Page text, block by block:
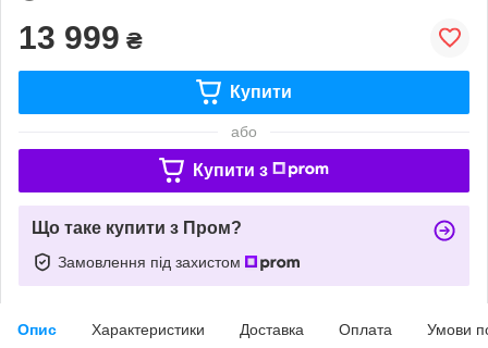
13 999 ₴
Купити
або
Купити з
Що таке купити з Пром?
Замовлення під захистом
Опис Характеристики Доставка Оплата Умови